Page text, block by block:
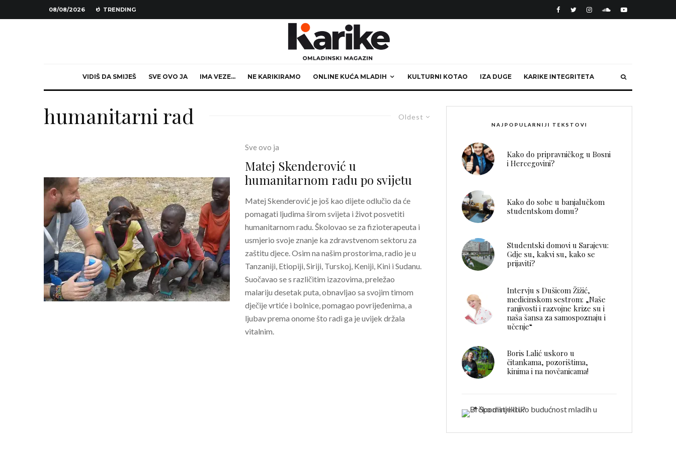
08/08/2026 TRENDING
VIDIŠ DA SMIJEŠ SVE OVO JA IMA VEZE… NE KARIKIRAMO ONLINE KUĆA MLADIH KULTURNI KOTAO IZA DUGE KARIKE INTEGRITETA
Oldest
humanitarni rad
Sve ovo ja
Matej Skenderović u
humanitarnom radu po svijetu
Matej Skenderović je još kao dijete odlučio da će
pomagati ljudima širom svijeta i život posvetiti
humanitarnom radu. Školovao se za fizioterapeuta i
usmjerio svoje znanje ka zdravstvenom sektoru za
zaštitu djece. Osim na našim prostorima, radio je u
Tanzaniji, Etiopiji, Siriji, Turskoj, Keniji, Kini i Sudanu.
Suočavao se s različitim izazovima, preležao
malariju desetak puta, obnavljao sa svojim timom
dječije vrtiće i bolnice, pomagao povrijeđenima, a
ljubav prema onome što radi ga je uvijek držala
vitalnim.
NAJPOPULARNIJI TEKSTOVI
Kako do pripravničkog u Bosni
i Hercegovini?
Kako do sobe u banjalučkom
studentskom domu?
Studentski domovi u Sarajevu:
Gdje su, kakvi su, kako se
prijaviti?
Intervju s Dušicom Žižić,
medicinskom sestrom: „Naše
ranjivosti i razvojne krize su i
naša šansa za samospoznaju i
učenje“
Boris Lalić uskoro u
čitankama, pozorištima,
kinima i na novčanicama!